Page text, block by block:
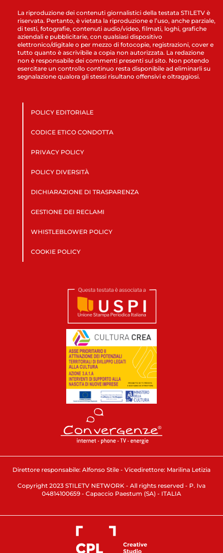
La riproduzione dei contenuti giornalistici della testata STILETV è
riservata. Pertanto, è vietata la riproduzione e l’uso, anche parziale,
di testi, fotografie, contenuti audio/video, filmati, loghi, grafiche
aziendali e pubblicitarie, con qualsiasi dispositivo
elettronico/digitale o per mezzo di fotocopie, registrazioni, cover e
tutto quanto è ascrivibile a copia non autorizzata. La redazione
non è responsabile dei commenti presenti sul sito. Non potendo
esercitare un controllo continuo resta disponibile ad eliminarli su
segnalazione qualora gli stessi risultano offensivi e oltraggiosi.
POLICY EDITORIALE
CODICE ETICO CONDOTTA
PRIVACY POLICY
POLICY DIVERSITÀ
DICHIARAZIONE DI TRASPARENZA
GESTIONE DEI RECLAMI
WHISTLEBLOWER POLICY
COOKIE POLICY
Direttore responsabile: Alfonso Stile - Vicedirettore: Marilina Letizia
Copyright 2023 STILETV NETWORK - All rights reserved - P. Iva
04814100659 - Capaccio Paestum (SA) - ITALIA